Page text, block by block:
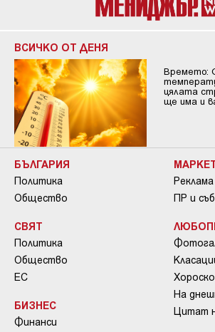
ВСИЧКО ОТ ДЕНЯ
Времето:
цялата
ще има и
БЪЛГАРИЯ
Политика
Общество
СВЯТ
Политика
Общество
ЕС
БИЗНЕС
Финанси
Реклама
ПР и
На
Цитат